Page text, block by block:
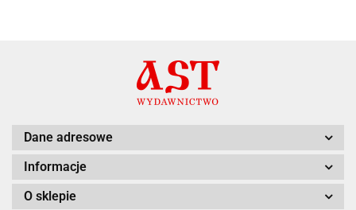
Dane adresowe
Informacje
O sklepie